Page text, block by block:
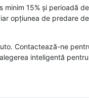
minim 15% și perioadă de
opțiunea de predare de
Contactează-ne
inteligentă pentru